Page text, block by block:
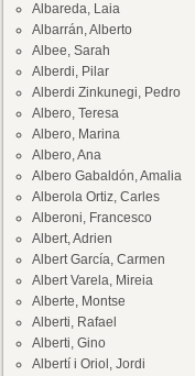
Albareda, Laia
Albarrán, Alberto
Albee, Sarah
Alberdi, Pilar
Alberdi Zinkunegi, Pedro
Albero, Teresa
Albero, Marina
Albero, Ana
Albero Gabaldón, Amalia
Alberola Ortiz, Carles
Alberoni, Francesco
Albert, Adrien
Albert García, Carmen
Albert Varela, Mireia
Alberte, Montse
Alberti, Rafael
Alberti, Gino
Albertí i Oriol, Jordi